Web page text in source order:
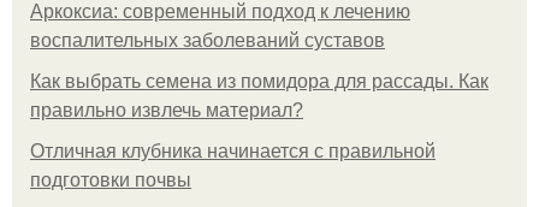
Аркоксиа: современный подход к лечению
воспалительных заболеваний суставов
Как выбрать семена из помидора для рассады. Как
правильно извлечь материал?
Отличная клубника начинается с правильной
подготовки почвы